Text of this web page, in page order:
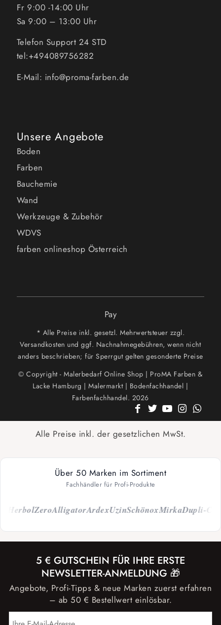
Fr 9:00 -14:00 Uhr
Sa 9:00 – 13:00 Uhr
Telefon Support 24 STD
tel:+494089756282
E-Mail: info@proma-farben.de
Unsere Angebote
Boden
Farben
Bauchemie
Wand
Werkzeuge & Zubehör
WDVS
farben onlineshop Österreich
Pay
* Alle Preise inkl. gesetzl. Mehrwertsteuer zzgl.
Versandkosten und ggf. Nachnahmegebühren, wenn nicht
anders beschrieben; für Sperrgut gelten gesonderte Preise
© Copyright - Malerbedarf Online Shop | ProMA Farben &
Lacke Hamburg | Malermarkt | Bodenfachhandel |
Farbenfachhandel. 2026
Alle Preise inkl. der gesetzlichen MwSt.
Über 50 Marken im Sortiment
Fachhändler für Profi-Produkte
ZeroAlligatorArdexUzinSchönoxMirkaDupli-Color
5 € GUTSCHEIN FÜR IHRE ERSTE
NEWSLETTER-ANMELDUNG 🎁
Angebote, Profi-Tipps & neue Marken zuerst erfahren
– ab 50 € Bestellwert einlösbar.